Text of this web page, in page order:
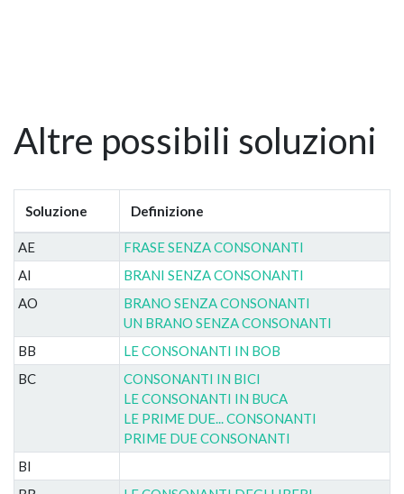
Altre possibili soluzioni
Soluzione Definizione
AE
FRASE SENZA CONSONANTI
AI
BRANI SENZA CONSONANTI
AO
BRANO SENZA CONSONANTI
UN BRANO SENZA CONSONANTI
BB
LE CONSONANTI IN BOB
BC
CONSONANTI IN BICI
LE CONSONANTI IN BUCA
LE PRIME DUE... CONSONANTI
PRIME DUE CONSONANTI
BI